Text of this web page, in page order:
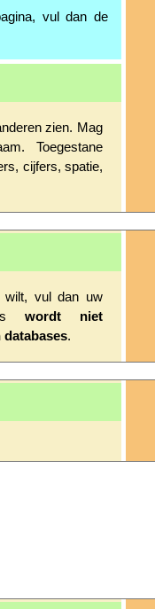
vul dan de
zien. Mag
Toegestane
cijfers, spatie,
wilt, vul dan uw
wordt niet
.